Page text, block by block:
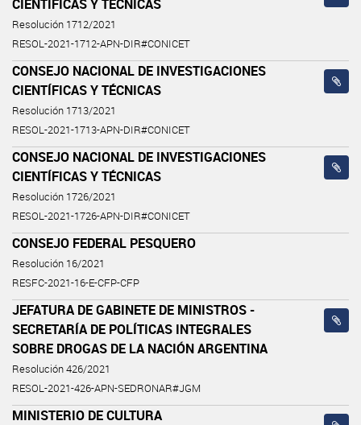
CIENTÍFICAS Y TÉCNICAS
Resolución 1712/2021
RESOL-2021-1712-APN-DIR#CONICET
CONSEJO NACIONAL DE INVESTIGACIONES
CIENTÍFICAS Y TÉCNICAS
Resolución 1713/2021
RESOL-2021-1713-APN-DIR#CONICET
CONSEJO NACIONAL DE INVESTIGACIONES
CIENTÍFICAS Y TÉCNICAS
Resolución 1726/2021
RESOL-2021-1726-APN-DIR#CONICET
CONSEJO FEDERAL PESQUERO
Resolución 16/2021
RESFC-2021-16-E-CFP-CFP
JEFATURA DE GABINETE DE MINISTROS -
SECRETARÍA DE POLÍTICAS INTEGRALES
SOBRE DROGAS DE LA NACIÓN ARGENTINA
Resolución 426/2021
RESOL-2021-426-APN-SEDRONAR#JGM
MINISTERIO DE CULTURA